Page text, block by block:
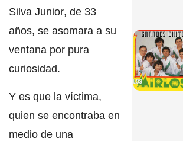
Silva Junior, de 33
años, se asomara a su
ventana por pura
curiosidad.
Y es que la víctima,
quien se encontraba en
medio de una